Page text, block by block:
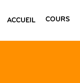
ACCUEIL COURS